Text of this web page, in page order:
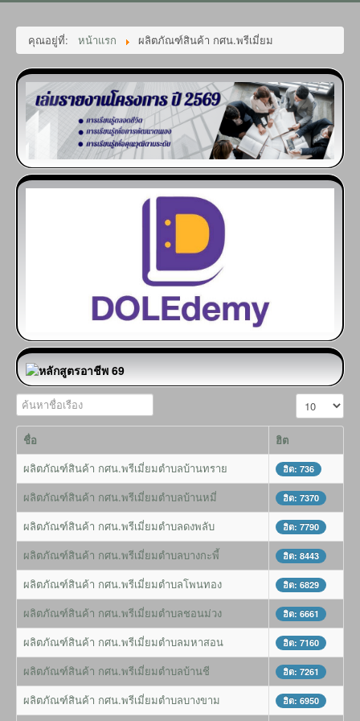
คุณอยู่ที่: หน้าแรก ผลิตภัณฑ์สินค้า กศน.พรีเมี่ยม
ค้นหาชื่อเรือง แสดง #
ชื่อ
ฮิต
ผลิตภัณฑ์สินค้า กศน.พรีเมี่ยมตำบลบ้านทราย
ฮิต: 736
ผลิตภัณฑ์สินค้า กศน.พรีเมี่ยมตำบลบ้านหมี่ ฮิต: 7370
ผลิตภัณฑ์สินค้า กศน.พรีเมี่ยมตำบลดงพลับ ฮิต: 7790
ผลิตภัณฑ์สินค้า กศน.พรีเมี่ยมตำบลบางกะพี้ ฮิต: 8443
ผลิตภัณฑ์สินค้า กศน.พรีเมี่ยมตำบลโพนทอง ฮิต: 6829
ผลิตภัณฑ์สินค้า กศน.พรีเมี่ยมตำบลชอนม่วง ฮิต: 6661
ผลิตภัณฑ์สินค้า กศน.พรีเมี่ยมตำบลมหาสอน ฮิต: 7160
ผลิตภัณฑ์สินค้า กศน.พรีเมี่ยมตำบลบ้านชี ฮิต: 7261
ผลิตภัณฑ์สินค้า กศน.พรีเมี่ยมตำบลบางขาม ฮิต: 6950